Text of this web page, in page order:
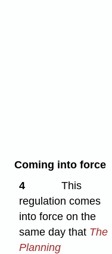
Coming into force
4
This
regulation comes
into force on the
same day that The
Planning